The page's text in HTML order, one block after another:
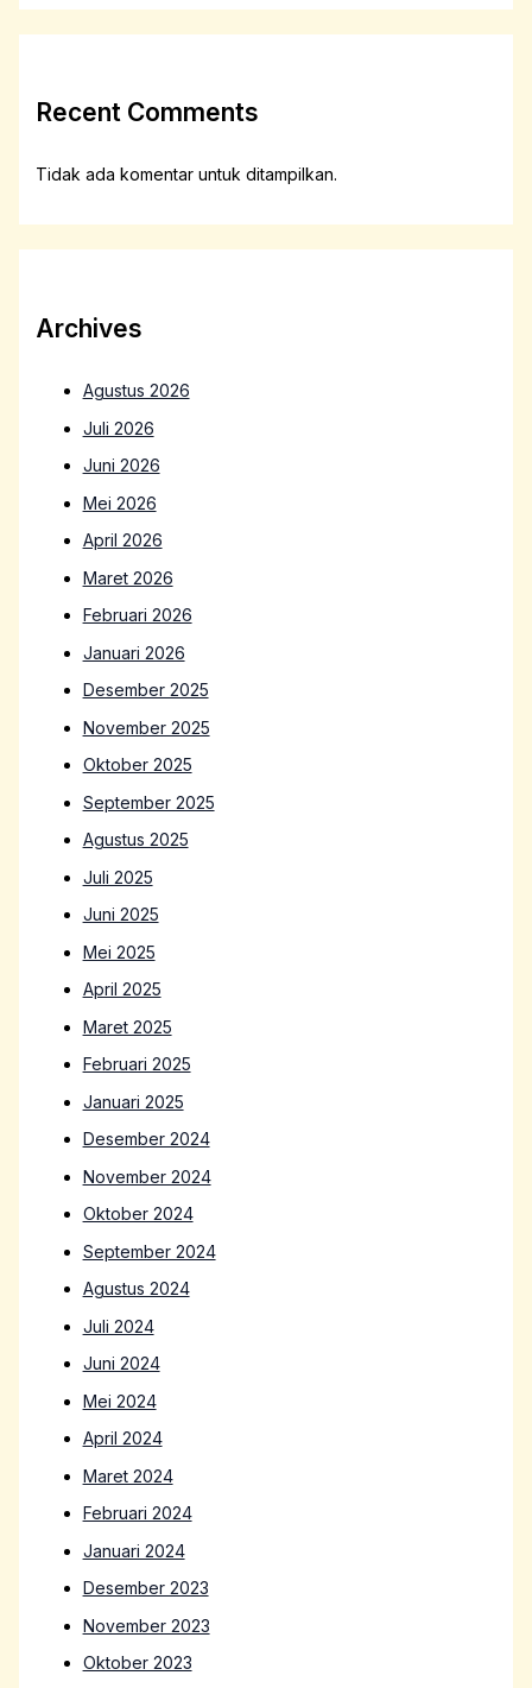
Recent Comments
Tidak ada komentar untuk ditampilkan.
Archives
Agustus 2026
Juli 2026
Juni 2026
Mei 2026
April 2026
Maret 2026
Februari 2026
Januari 2026
Desember 2025
November 2025
Oktober 2025
September 2025
Agustus 2025
Juli 2025
Juni 2025
Mei 2025
April 2025
Maret 2025
Februari 2025
Januari 2025
Desember 2024
November 2024
Oktober 2024
September 2024
Agustus 2024
Juli 2024
Juni 2024
Mei 2024
April 2024
Maret 2024
Februari 2024
Januari 2024
Desember 2023
November 2023
Oktober 2023